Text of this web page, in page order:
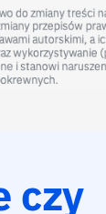
czy